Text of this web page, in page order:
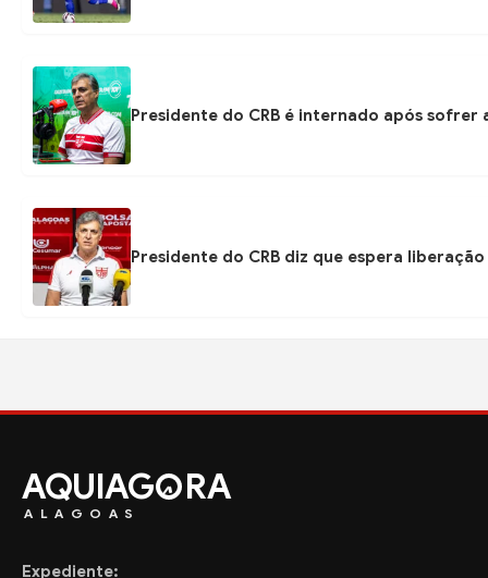
Presidente do CRB é internado após
Presidente do CRB diz que espera
AQUIAG RA
ALAGOAS
Expediente: